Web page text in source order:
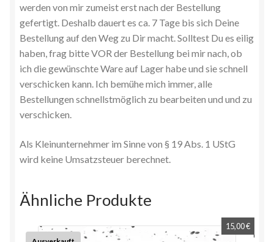
werden von mir zumeist erst nach der Bestellung
gefertigt. Deshalb dauert es ca. 7 Tage bis sich Deine
Bestellung auf den Weg zu Dir macht. Solltest Du es eilig
haben, frag bitte VOR der Bestellung bei mir nach, ob
ich die gewünschte Ware auf Lager habe und sie schnell
verschicken kann. Ich bemühe mich immer, alle
Bestellungen schnellstmöglich zu bearbeiten und und zu
verschicken.
Als Kleinunternehmer im Sinne von § 19 Abs. 1 UStG
wird keine Umsatzsteuer berechnet.
Ähnliche Produkte
15,00€